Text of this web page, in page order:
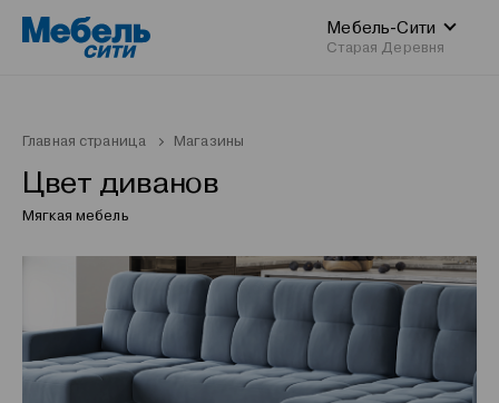
Мебель-Сити
Старая Деревня
Главная страница Магазины
Цвет диванов
Мягкая мебель